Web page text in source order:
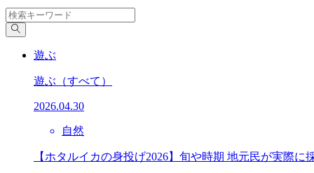
遊ぶ
遊ぶ （すべて）
2026.04.30
自然
【ホタルイカの身投げ2026】旬や時期 地元民が実際に